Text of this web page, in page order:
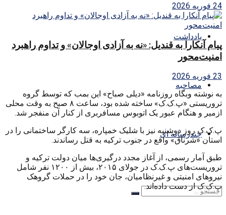
یادداشت
مصاحبه
چندرسانه ای
24 فوریه 2026
پیام آنکارا به قندیل: «نه به آزادی اوجالان» و تداوم راهبرد
امنیت‌محور
23 فوریه 2026
به نوشته وبگاه روزنامه «دیلی صباح» این بمب که توسط گروه
تروریستی «پ.ک.ک» ساخته شده بود، ساعت ۸ صبح به وقت محلی
ازمیر و هنگام عبور یک اتوبوس مسافربری از کنار آن منفجر شد.
پ.ک.ک روز دوشنبه نیز با شلیک خمپاره، سه کارگر ساختمانی را در
استان «شرناق» واقع در جنوب ترکیه به قتل رساندند.
طبق آمار رسمی، از آغاز مجدد درگیری‌ها میان دولت ترکیه و
تروریست‌های پ.ک.ک در جولای ۲۰۱۵، بیش از ۱۲۰۰ نفر شامل
نیروهای امنیتی و غیرنظامیان، جان خود را در حملات گروهک
پ.ک.ک از دست داده‌اند.